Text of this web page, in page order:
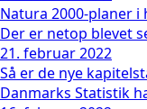
Natura 2000-planer i
Der er netop blevet
21. februar 2022
Så er de nye
Danmarks Statistik